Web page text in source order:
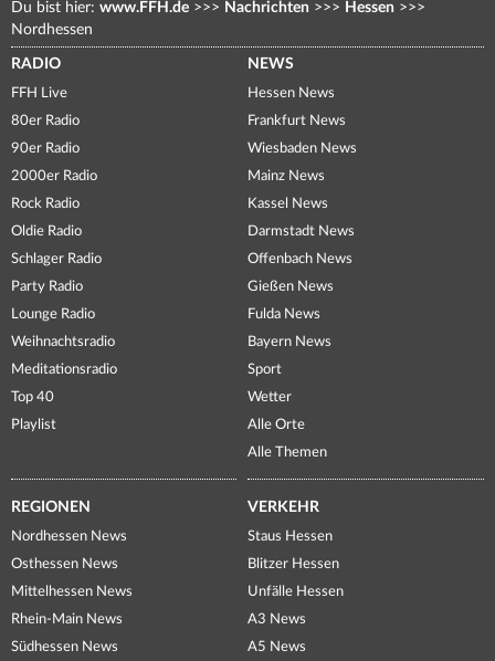
Du bist hier: www.FFH.de >>> Nachrichten >>> Hessen >>>
Nordhessen
RADIO
FFH Live
80er Radio
90er Radio
2000er Radio
Rock Radio
Oldie Radio
Schlager Radio
Party Radio
Lounge Radio
Weihnachtsradio
Meditationsradio
Top 40
Playlist
NEWS
Hessen News
Frankfurt News
Wiesbaden News
Mainz News
Kassel News
Darmstadt News
Offenbach News
Gießen News
Fulda News
Bayern News
Sport
Wetter
Alle Orte
Alle Themen
REGIONEN
Nordhessen News
Osthessen News
Mittelhessen News
Rhein-Main News
Südhessen News
VERKEHR
Staus Hessen
Blitzer Hessen
Unfälle Hessen
A3 News
A5 News